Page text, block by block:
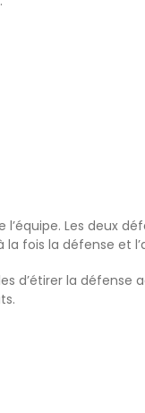
Les deux
fois la défense et
d’étirer la défense